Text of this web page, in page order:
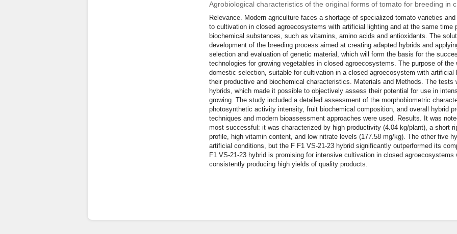
Agrobiological characteristics of the original forms of tomato for breeding in
Relevance. Modern agriculture faces a shortage of specialized tomato varieties
to cultivation in closed agroecosystems with artificial lighting and at the same time
biochemical substances, such as vitamins, amino acids and antioxidants. The
development of the breeding process aimed at creating adapted hybrids and
selection and evaluation of genetic material, which will form the basis for the
technologies for growing vegetables in closed agroecosystems. The purpose of
domestic selection, suitable for cultivation in a closed agroecosystem with
their productive and biochemical characteristics. Materials and Methods. The tests
hybrids, which made it possible to objectively assess their potential for use in
growing. The study included a detailed assessment of the morphobiometric
photosynthetic activity intensity, fruit biochemical composition, and overall hybrid
techniques and modern bioassessment approaches were used. Results. It was
most successful: it was characterized by high productivity (4.04 kg/plant), a short
profile, high vitamin content, and low nitrate levels (177.58 mg/kg). The other five
artificial conditions, but the F F1 VS-21-23 hybrid significantly outperformed its
F1 VS-21-23 hybrid is promising for intensive cultivation in closed
consistently producing high yields of quality products.